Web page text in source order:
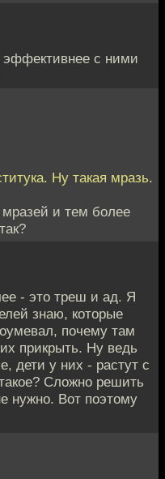
эффективнее с ними
Ну такая мразь.
и тем более
- это треш и ад. Я
знаю, которые
почему там
прикрыть. Ну ведь
дети у них - растут с
Сложно решить
нужно. Вот поэтому